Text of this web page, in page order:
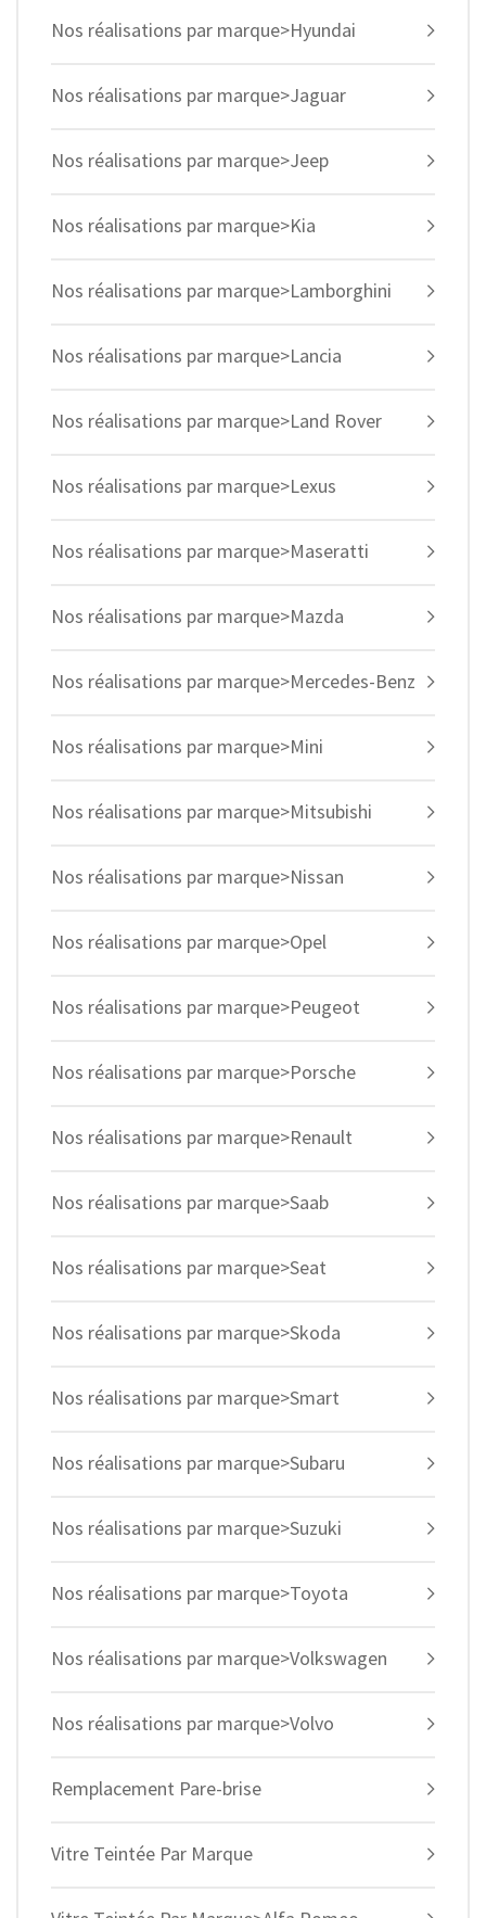
Nos réalisations par marque>Hyundai
Nos réalisations par marque>Jaguar
Nos réalisations par marque>Jeep
Nos réalisations par marque>Kia
Nos réalisations par marque>Lamborghini
Nos réalisations par marque>Lancia
Nos réalisations par marque>Land Rover
Nos réalisations par marque>Lexus
Nos réalisations par marque>Maseratti
Nos réalisations par marque>Mazda
Nos réalisations par marque>Mercedes-Benz
Nos réalisations par marque>Mini
Nos réalisations par marque>Mitsubishi
Nos réalisations par marque>Nissan
Nos réalisations par marque>Opel
Nos réalisations par marque>Peugeot
Nos réalisations par marque>Porsche
Nos réalisations par marque>Renault
Nos réalisations par marque>Saab
Nos réalisations par marque>Seat
Nos réalisations par marque>Skoda
Nos réalisations par marque>Smart
Nos réalisations par marque>Subaru
Nos réalisations par marque>Suzuki
Nos réalisations par marque>Toyota
Nos réalisations par marque>Volkswagen
Nos réalisations par marque>Volvo
Remplacement Pare-brise
Vitre Teintée Par Marque